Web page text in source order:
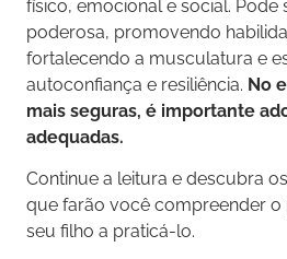
físico, emocional e social. Pode
poderosa, promovendo
fortalecendo a musculatura e
autoconfiança e resiliência. No
mais seguras, é importante
adequadas.
Continue a leitura e descubra
que farão você compreender
seu filho a praticá-lo.